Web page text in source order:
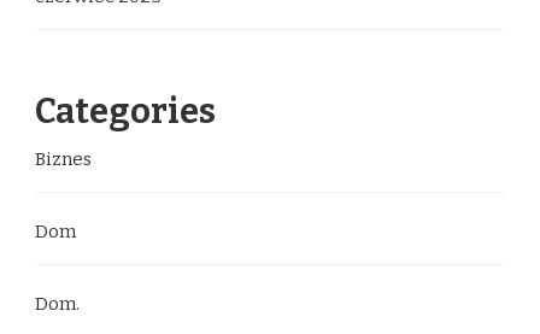
Categories
Biznes
Dom
Dom.